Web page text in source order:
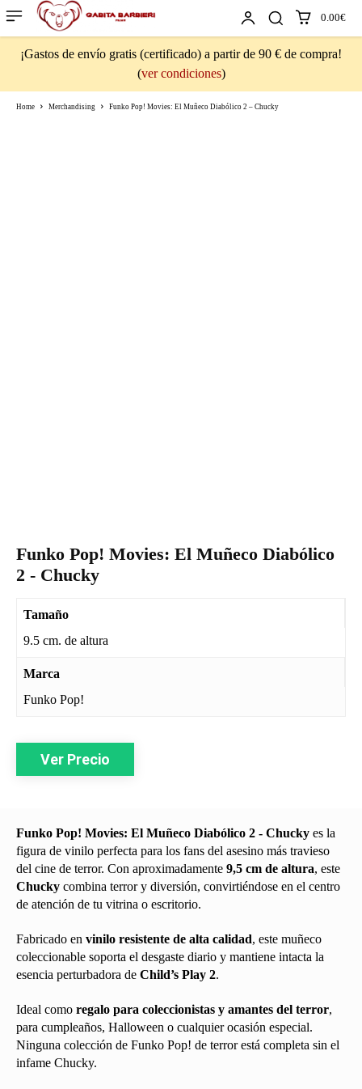
0.00€
¡Gastos de envío gratis (certificado) a partir de 90 € de compra!
(ver condiciones)
Home Merchandising Funko Pop! Movies: El Muñeco Diabólico 2 – Chucky
Funko Pop! Movies: El Muñeco Diabólico
2 - Chucky
Tamaño
9.5 cm. de altura
Marca
Funko Pop!
Ver Precio
Funko Pop! Movies: El Muñeco Diabólico 2 - Chucky es la
figura de vinilo perfecta para los fans del asesino más travieso
del cine de terror. Con aproximadamente 9,5 cm de altura, este
Chucky combina terror y diversión, convirtiéndose en el centro
de atención de tu vitrina o escritorio.
Fabricado en vinilo resistente de alta calidad, este muñeco
coleccionable soporta el desgaste diario y mantiene intacta la
esencia perturbadora de Child’s Play 2.
Ideal como regalo para coleccionistas y amantes del terror,
para cumpleaños, Halloween o cualquier ocasión especial.
Ninguna colección de Funko Pop! de terror está completa sin el
infame Chucky.